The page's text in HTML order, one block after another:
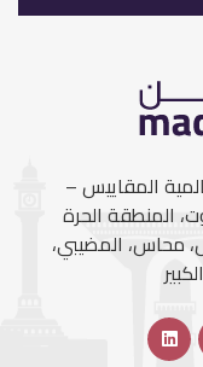
المقاييس –
المنطقة الحرة
محاس، المضيبي،